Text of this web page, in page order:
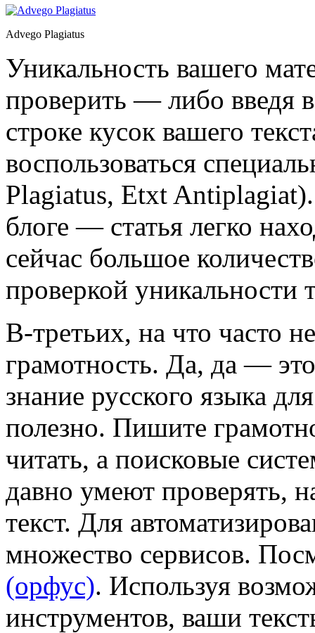
Advego Plagiatus
Уникальность вашего
проверить — либо введя в
строке кусок вашего
воспользоваться
Plagiatus, Etxt
блоге — статья легко
сейчас большое
проверкой уникальности
В-третьих, на что часто
грамотность. Да, да —
знание русского языка
полезно. Пишите
читать, а поисковые
давно умеют проверять,
текст. Для
множество сервисов.
(орфус). Используя
инструментов, ваши